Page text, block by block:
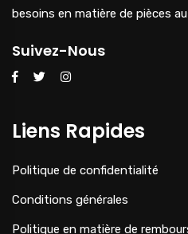
besoins en matière de pièces
Suivez-Nous
Liens Rapides
Politique de confidentialité
Conditions générales
Politique en matière de